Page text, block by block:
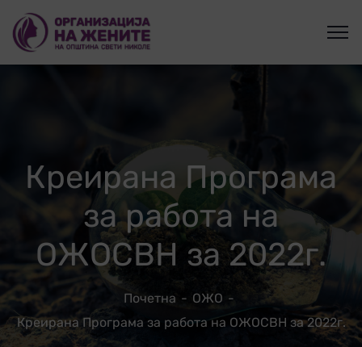
Креирана Програма
за работа на
ОЖОСВН за 2022г.
Почетна
ОЖО
Креирана Програма за работа на ОЖОСВН за 2022г.